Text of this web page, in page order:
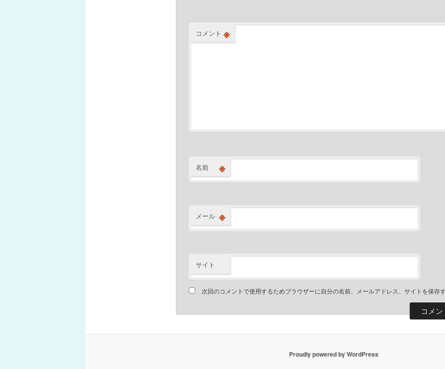
コメント ※
名前 ※
メール ※
サイト
次回のコメントで使用するためブラウザーに自分の名前、メールアドレス、サイトを保存
Proudly powered by WordPress